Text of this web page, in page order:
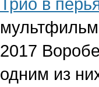
2017
одним из